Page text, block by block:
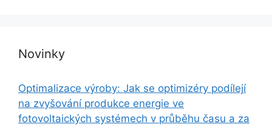
Novinky
Optimalizace výroby: Jak se optimizéry podílejí
na zvyšování produkce energie ve
fotovoltaických systémech v průběhu času a za